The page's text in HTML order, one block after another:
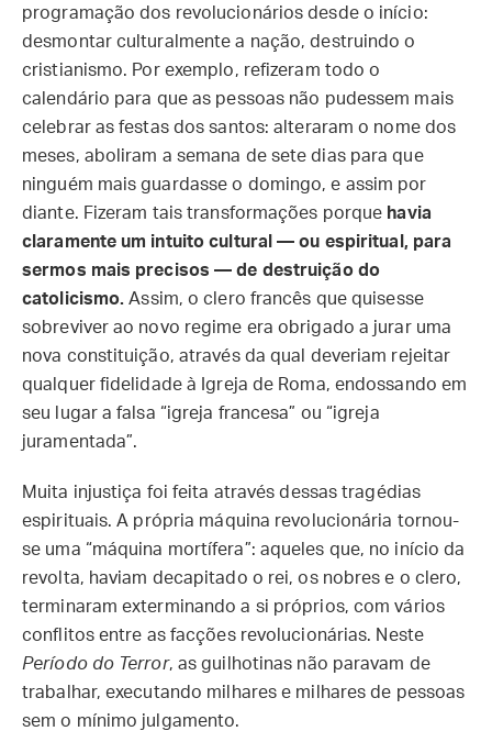
programação dos revolucionários desde o início:
desmontar culturalmente a nação, destruindo o
cristianismo. Por exemplo, refizeram todo o
calendário para que as pessoas não pudessem mais
celebrar as festas dos santos: alteraram o nome dos
meses, aboliram a semana de sete dias para que
ninguém mais guardasse o domingo, e assim por
diante. Fizeram tais transformações porque havia
claramente um intuito cultural — ou espiritual, para
sermos mais precisos — de destruição do
catolicismo. Assim, o clero francês que quisesse
sobreviver ao novo regime era obrigado a jurar uma
nova constituição, através da qual deveriam rejeitar
qualquer fidelidade à Igreja de Roma, endossando em
seu lugar a falsa “igreja francesa” ou “igreja
juramentada”.
Muita injustiça foi feita através dessas tragédias
espirituais. A própria máquina revolucionária tornou-
se uma “máquina mortífera”: aqueles que, no início da
revolta, haviam decapitado o rei, os nobres e o clero,
terminaram exterminando a si próprios, com vários
conflitos entre as facções revolucionárias. Neste
Período do Terror, as guilhotinas não paravam de
trabalhar, executando milhares e milhares de pessoas
sem o mínimo julgamento.